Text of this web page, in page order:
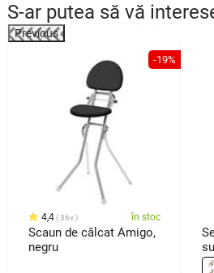
S-ar putea să vă
Previous
-19%
4,4 36x în stoc
Scaun de călcat Amigo,
negru